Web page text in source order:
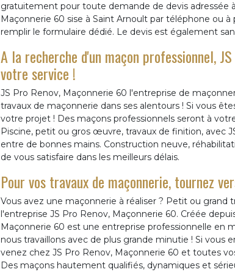
gratuitement pour toute demande de devis adressée
Maçonnerie 60 sise à Saint Arnoult par téléphone ou
remplir le formulaire dédié. Le devis est également
A la recherche d'un maçon professionnel,
votre service !
JS Pro Renov, Maçonnerie 60 l'entreprise de
travaux de maçonnerie dans ses alentours ! Si vous
votre projet ! Des maçons professionnels seront à
Piscine, petit ou gros œuvre, travaux de finition, avec
entre de bonnes mains. Construction neuve,
de vous satisfaire dans les meilleurs délais.
Pour vos travaux de maçonnerie, tournez
Vous avez une maçonnerie à réaliser ? Petit ou grand
l'entreprise JS Pro Renov, Maçonnerie 60. Créée
Maçonnerie 60 est une entreprise professionnelle en
nous travaillons avec de plus grande minutie ! Si vous
venez chez JS Pro Renov, Maçonnerie 60 et toutes
Des maçons hautement qualifiés, dynamiques et